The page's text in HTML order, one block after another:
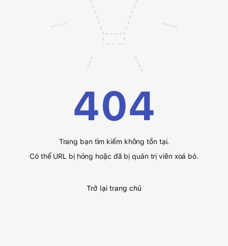
404
Trang bạn tìm kiếm không tồn tại.
Có thể URL bị hỏng hoặc đã bị quản trị viên xoá bỏ.
Trở lại trang chủ